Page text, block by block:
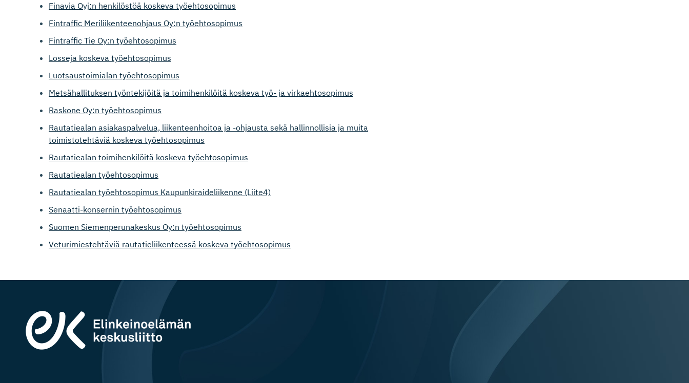
Finavia Oyj:n henkilöstöä koskeva työehtosopimus
Fintraffic Meriliikenteenohjaus Oy:n työehtosopimus
Fintraffic Tie Oy:n työehtosopimus
Losseja koskeva työehtosopimus
Luotsaustoimialan työehtosopimus
Metsähallituksen työntekijöitä ja toimihenkilöitä koskeva työ- ja virkaehtosopimus
Raskone Oy:n työehtosopimus
Rautatiealan asiakaspalvelua, liikenteenhoitoa ja -ohjausta sekä hallinnollisia ja muita
toimistotehtäviä koskeva työehtosopimus
Rautatiealan toimihenkilöitä koskeva työehtosopimus
Rautatiealan työehtosopimus
Rautatiealan työehtosopimus Kaupunkiraideliikenne (Liite4)
Senaatti-konsernin työehtosopimus
Suomen Siemenperunakeskus Oy:n työehtosopimus
Veturimiestehtäviä rautatieliikenteessä koskeva työehtosopimus